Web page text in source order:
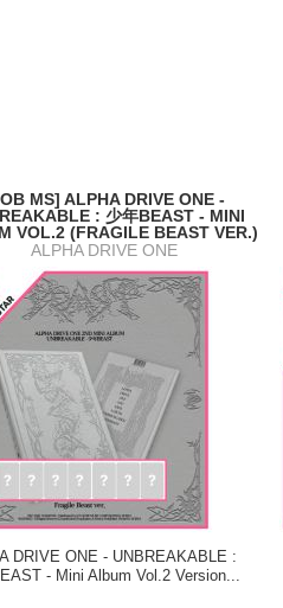
MS] ALPHA DRIVE ONE -
: 少年BEAST - MINI
VOL.2 (FRAGILE BEAST VER.)
ALPHA DRIVE ONE
DRIVE ONE - UNBREAKABLE :
- Mini Album Vol.2 Version...